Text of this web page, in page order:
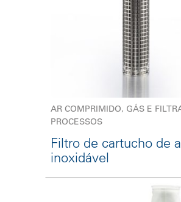
AR COMPRIMIDO, GÁS E
PROCESSOS
Filtro de cartucho de
inoxidável